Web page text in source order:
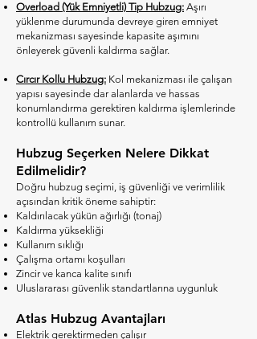
Overload (Yük Emniyetli) Tip Hubzug: Aşırı
yüklenme durumunda devreye giren emniyet
mekanizması sayesinde kapasite aşımını
önleyerek güvenli kaldırma sağlar.
Cırcır Kollu Hubzug: Kol mekanizması ile çalışan
yapısı sayesinde dar alanlarda ve hassas
konumlandırma gerektiren kaldırma işlemlerinde
kontrollü kullanım sunar.
Hubzug Seçerken Nelere Dikkat
Edilmelidir?
Doğru hubzug seçimi, iş güvenliği ve verimlilik
açısından kritik öneme sahiptir:
Kaldırılacak yükün ağırlığı (tonaj)
Kaldırma yüksekliği
Kullanım sıklığı
Çalışma ortamı koşulları
Zincir ve kanca kalite sınıfı
Uluslararası güvenlik standartlarına uygunluk
Atlas Hubzug Avantajları
Elektrik gerektirmeden çalışır